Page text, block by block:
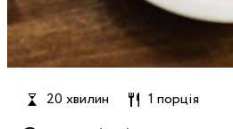
20 хвилин 1 порція